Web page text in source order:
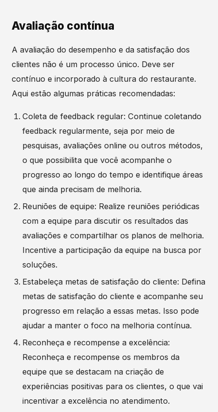
Avaliação contínua
A avaliação do desempenho e da satisfação dos
clientes não é um processo único. Deve ser
contínuo e incorporado à cultura do restaurante.
Aqui estão algumas práticas recomendadas:
Coleta de feedback regular: Continue coletando
feedback regularmente, seja por meio de
pesquisas, avaliações online ou outros métodos,
o que possibilita que você acompanhe o
progresso ao longo do tempo e identifique áreas
que ainda precisam de melhoria.
Reuniões de equipe: Realize reuniões periódicas
com a equipe para discutir os resultados das
avaliações e compartilhar os planos de melhoria.
Incentive a participação da equipe na busca por
soluções.
Estabeleça metas de satisfação do cliente: Defina
metas de satisfação do cliente e acompanhe seu
progresso em relação a essas metas. Isso pode
ajudar a manter o foco na melhoria contínua.
Reconheça e recompense a excelência:
Reconheça e recompense os membros da
equipe que se destacam na criação de
experiências positivas para os clientes, o que vai
incentivar a excelência no atendimento.